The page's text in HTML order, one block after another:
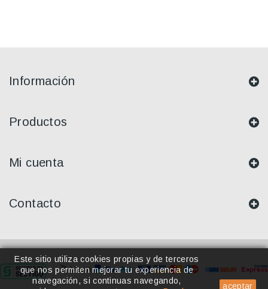
Este sitio utiliza cookies propias y de terceros
que nos permiten mejorar tu experiencia de
navegación, si continuas navegando,
aceptar
Información
Productos
Mi cuenta
Contacto